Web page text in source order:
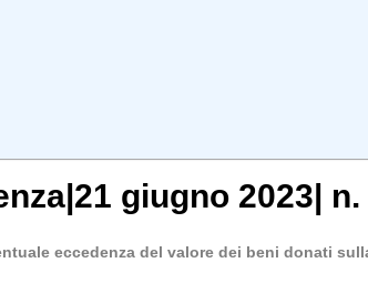
|21 giugno 2023|
eccedenza del valore dei beni donati